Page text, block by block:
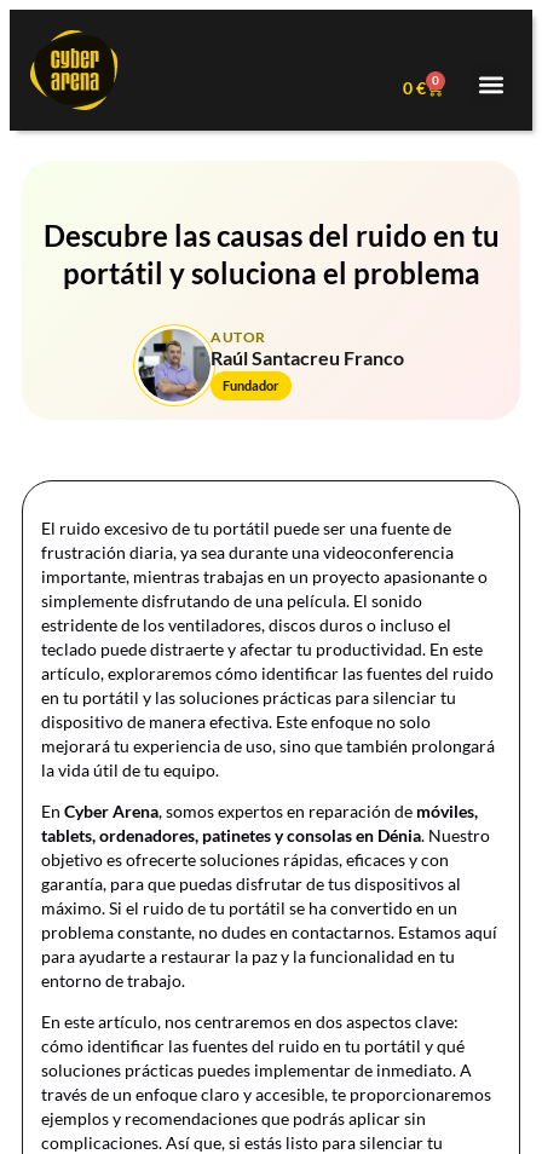
0€ 0
Descubre las causas del ruido en tu
portátil y soluciona el problema
AUTOR
Raúl Santacreu Franco
Fundador
El ruido excesivo de tu portátil puede ser una fuente de
frustración diaria, ya sea durante una videoconferencia
importante, mientras trabajas en un proyecto apasionante o
simplemente disfrutando de una película. El sonido
estridente de los ventiladores, discos duros o incluso el
teclado puede distraerte y afectar tu productividad. En este
artículo, exploraremos cómo identificar las fuentes del ruido
en tu portátil y las soluciones prácticas para silenciar tu
dispositivo de manera efectiva. Este enfoque no solo
mejorará tu experiencia de uso, sino que también prolongará
la vida útil de tu equipo.
En Cyber Arena, somos expertos en reparación de móviles,
tablets, ordenadores, patinetes y consolas en Dénia. Nuestro
objetivo es ofrecerte soluciones rápidas, eficaces y con
garantía, para que puedas disfrutar de tus dispositivos al
máximo. Si el ruido de tu portátil se ha convertido en un
problema constante, no dudes en contactarnos. Estamos aquí
para ayudarte a restaurar la paz y la funcionalidad en tu
entorno de trabajo.
En este artículo, nos centraremos en dos aspectos clave:
cómo identificar las fuentes del ruido en tu portátil y qué
soluciones prácticas puedes implementar de inmediato. A
través de un enfoque claro y accesible, te proporcionaremos
ejemplos y recomendaciones que podrás aplicar sin
complicaciones. Así que, si estás listo para silenciar tu